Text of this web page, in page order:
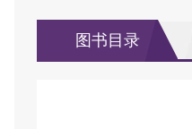
图书目录